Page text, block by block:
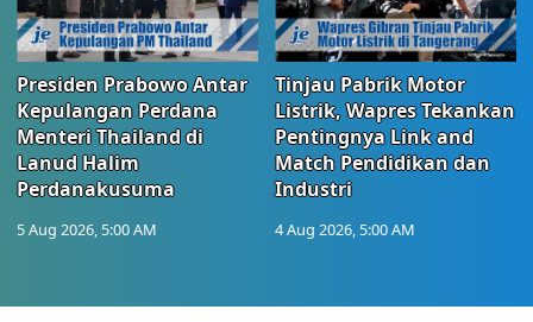
Presiden Prabowo Antar
Kepulangan Perdana
Menteri Thailand di
Lanud Halim
Perdanakusuma
5 Aug 2026, 5:00 AM
Tinjau Pabrik Motor
Listrik, Wapres Tekankan
Pentingnya Link and
Match Pendidikan dan
Industri
4 Aug 2026, 5:00 AM